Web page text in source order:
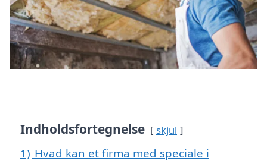
Indholdsfortegnelse skjul
1) Hvad kan et firma med speciale i